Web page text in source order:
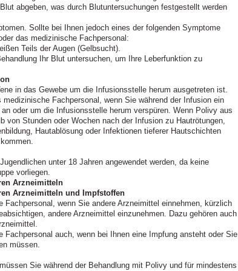
abgeben, was durch Blutuntersuchungen festgestellt werden
Sollte bei Ihnen jedoch eines der folgenden Symptome
das medizinische Fachpersonal:
Teils der Augen (Gelbsucht).
Ihr Blut untersuchen, um Ihre Leberfunktion zu
in das Gewebe um die Infusionsstelle herum ausgetreten ist.
Fachpersonal, wenn Sie während der Infusion ein
oder um die Infusionsstelle herum verspüren. Wenn Polivy aus
Stunden oder Wochen nach der Infusion zu Hautrötungen,
Hautablösung oder Infektionen tieferer Hautschichten
unter 18 Jahren angewendet werden, da keine
vorliegen.
Arzneimitteln
Arzneimitteln und Impfstoffen
wenn Sie andere Arzneimittel einnehmen, kürzlich
andere Arzneimittel einzunehmen. Dazu gehören auch
auch, wenn bei Ihnen eine Impfung ansteht oder Sie
müssen.
Sie während der Behandlung mit Polivy und für mindestens